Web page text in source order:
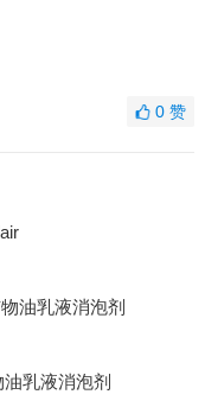
0赞
油乳液消泡剂
乳液消泡剂